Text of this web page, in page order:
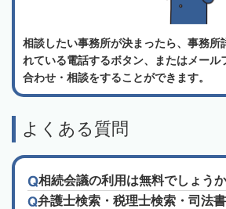
相談したい事務所が決まったら、事務所
れている電話するボタン、またはメール
合わせ・相談をすることができます。
よくある質問
相続会議の利用は無料でしょう
弁護士検索・税理士検索・司法